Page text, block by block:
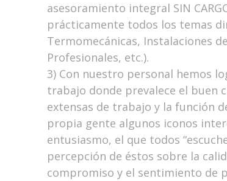
asesoramiento integral SIN
prácticamente todos los temas
Termomecánicas, Instalaciones
Profesionales, etc.).
3) Con nuestro personal hemos
trabajo donde prevalece el buen
extensas de trabajo y la función
propia gente algunos iconos
entusiasmo, el que todos
percepción de éstos sobre la
compromiso y el sentimiento de